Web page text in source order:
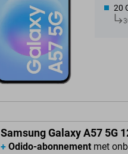
20
Samsung Galaxy A57 5G
+ Odido-abonnement met